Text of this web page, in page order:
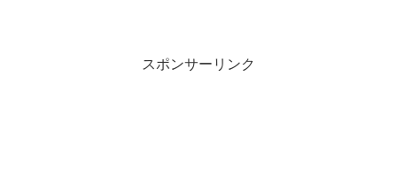
スポンサーリンク